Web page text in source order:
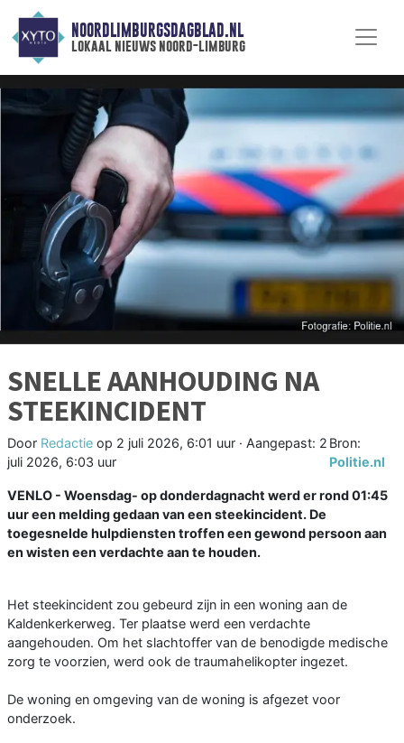
NOORDLIMBURGSDAGBLAD.NL
lokaal nieuws noord-limburg
SNELLE AANHOUDING NA
STEEKINCIDENT
Door Redactie op 2 juli 2026, 6:01 uur · Aangepast: 2
juli 2026, 6:03 uur
Bron:
Politie.nl
VENLO - Woensdag- op donderdagnacht werd er rond 01:45
uur een melding gedaan van een steekincident. De
toegesnelde hulpdiensten troffen een gewond persoon aan
en wisten een verdachte aan te houden.
Het steekincident zou gebeurd zijn in een woning aan de
Kaldenkerkerweg. Ter plaatse werd een verdachte
aangehouden. Om het slachtoffer van de benodigde medische
zorg te voorzien, werd ook de traumahelikopter ingezet.
De woning en omgeving van de woning is afgezet voor
onderzoek.